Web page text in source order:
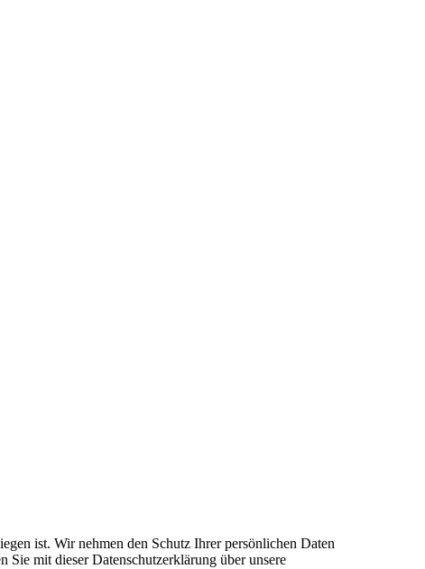
ist. Wir nehmen den Schutz Ihrer persönlichen Daten
mit dieser Datenschutzerklärung über unsere